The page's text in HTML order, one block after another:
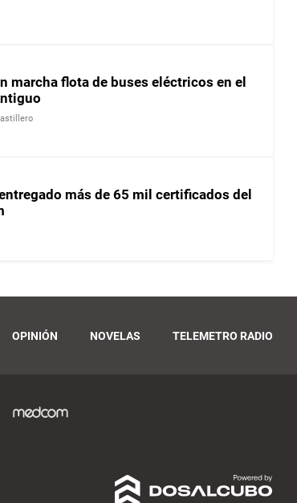
marcha flota de buses eléctricos en el
más de 65 mil certificados del
OPINIÓN NOVELAS TELEMETRO RADIO